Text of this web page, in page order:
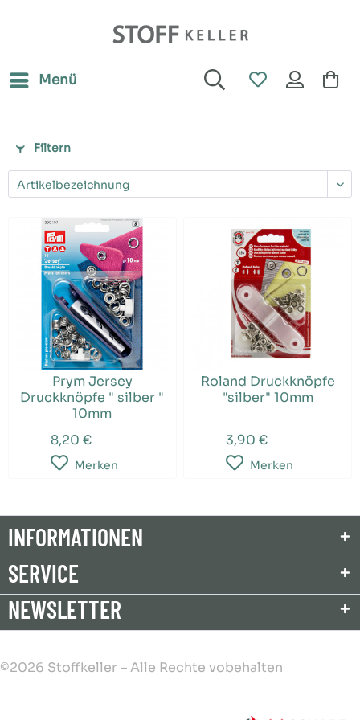
Menü
Filtern
Prym Jersey
Druckknöpfe " silber "
10mm
8,20 €
Merken
Roland Druckknöpfe
"silber" 10mm
3,90 €
Merken
INFORMATIONEN
SERVICE
NEWSLETTER
©2026 Stoffkeller – Alle Rechte vobehalten